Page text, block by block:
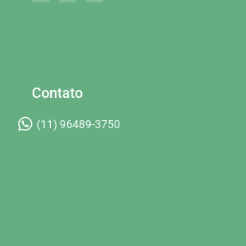
Contato
(11) 96489-3750